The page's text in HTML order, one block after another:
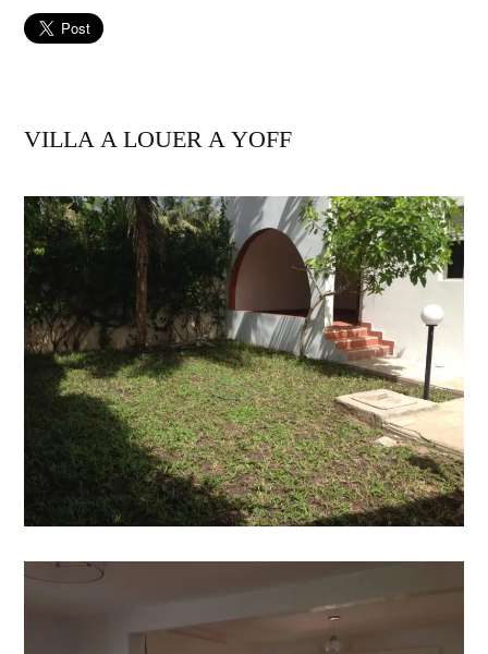
VILLA A LOUER A YOFF